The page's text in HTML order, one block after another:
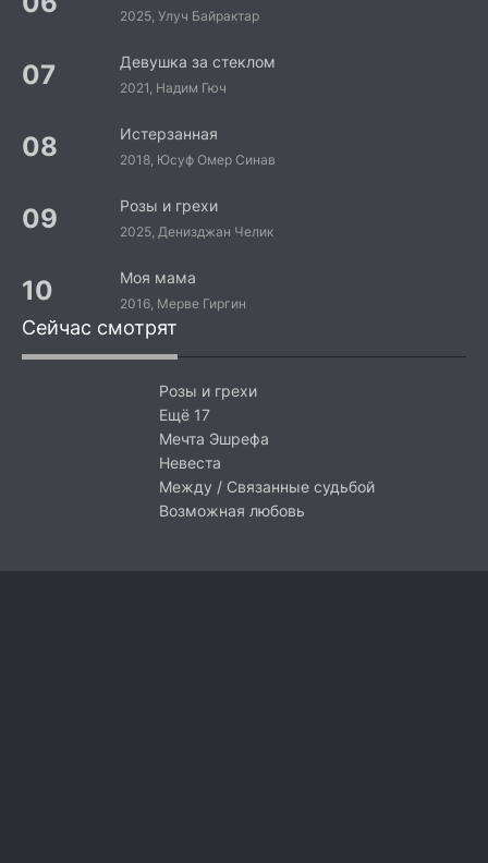
2025, Улуч Байрактар
Девушка за стеклом
2021, Надим Гюч
Истерзанная
2018, Юсуф Омер Синав
Розы и грехи
2025, Денизджан Челик
Моя мама
2016, Мерве Гиргин
Сейчас смотрят
Розы и грехи
Ещё 17
Мечта Эшрефа
Невеста
Между / Связанные судьбой
Возможная любовь